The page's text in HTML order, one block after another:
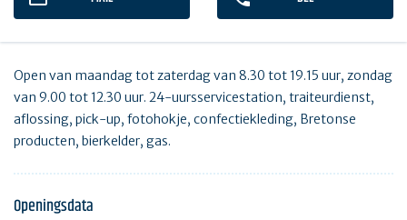
Open van maandag tot zaterdag van 8.30 tot 19.15 uur, zondag
van 9.00 tot 12.30 uur. 24-uursservicestation, traiteurdienst,
aflossing, pick-up, fotohokje, confectiekleding, Bretonse
producten, bierkelder, gas.
Openingsdata